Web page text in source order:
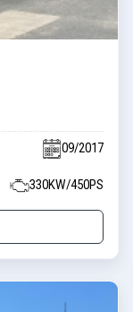
09/2017
330KW/450PS